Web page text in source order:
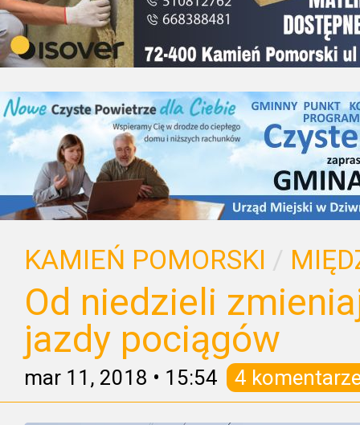
KAMIEŃ POMORSKI /
Od niedzieli
jazdy pociągów
mar 11, 2018 • 15:54 4